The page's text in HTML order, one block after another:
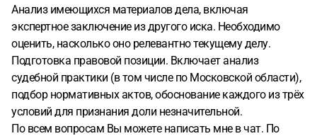
Анализ имеющихся материалов дела, включая
экспертное заключение из другого иска. Необходимо
оценить, насколько оно релевантно текущему делу.
Подготовка правовой позиции. Включает анализ
судебной практики (в том числе по Московской области),
подбор нормативных актов, обоснование каждого из трёх
условий для признания доли незначительной.
По всем вопросам Вы можете написать мне в чат. По